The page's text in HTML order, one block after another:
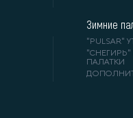
Зимние
"PULSAR"
"СНЕГИРЬ"
ПАЛАТКИ